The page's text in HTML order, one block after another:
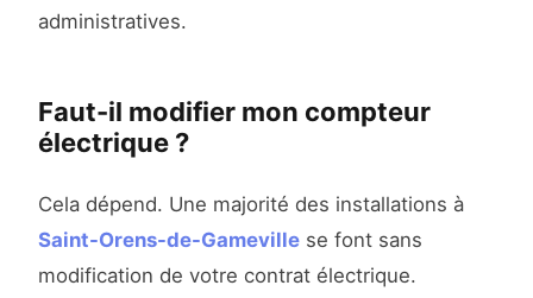
administratives.
Faut-il modifier mon compteur
électrique ?
Cela dépend. Une majorité des installations à
Saint-Orens-de-Gameville se font sans
modification de votre contrat électrique.